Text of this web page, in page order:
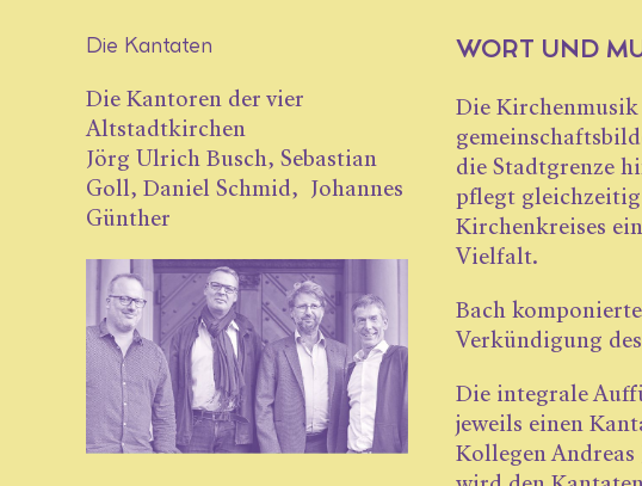
Die Kantaten
Die Kantoren der vier
Altstadtkirchen
Jörg Ulrich Busch, Sebastian
Goll, Daniel Schmid, Johannes
­Günther
WORT UND
Die
die Stadtgrenze
pflegt gleichzeitig
Kirchenkreises
Vielfalt.
Bach
Verkündigung
Die integrale
jeweils einen
Kollegen